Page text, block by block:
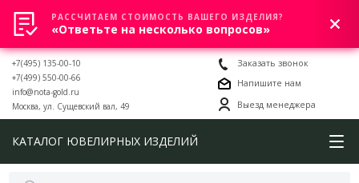
0
+7(495) 135-00-10
+7(499) 550-00-66
info@nota-gold.ru
Москва, ул. Сущевский вал, 49
Заказать звонок
Напишите нам
Выезд менеджера
КАТАЛОГ ЮВЕЛИРНЫХ ИЗДЕЛИЙ
РАССЧИТАЕМ СТОИМОСТЬ ВАШЕГО ИЗДЕЛИЯ?
«Ответьте на несколько вопросов»